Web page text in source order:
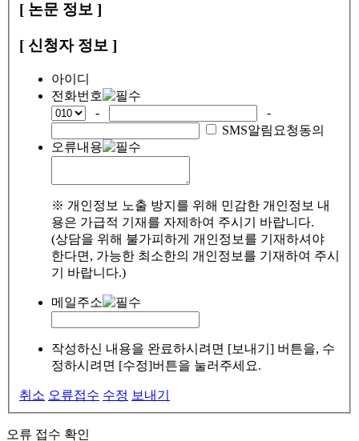
[ 논문 정보 ]
[ 신청자 정보 ]
아이디
전화번호
-
-
SMS알림요청동의
오류내용
※ 개인정보 노출 방지를 위해 민감한 개인정보 내
용은 가급적 기재를 자제하여 주시기 바랍니다.
(상담을 위해 불가피하게 개인정보를 기재하셔야
한다면, 가능한 최소한의 개인정보를 기재하여 주시
기 바랍니다.)
메일주소
작성하신 내용을 완료하시려면 [보내기] 버튼을, 수
정하시려면 [수정]버튼을 눌러주세요.
취소 오류접수 수정 보내기
오류 접수 확인